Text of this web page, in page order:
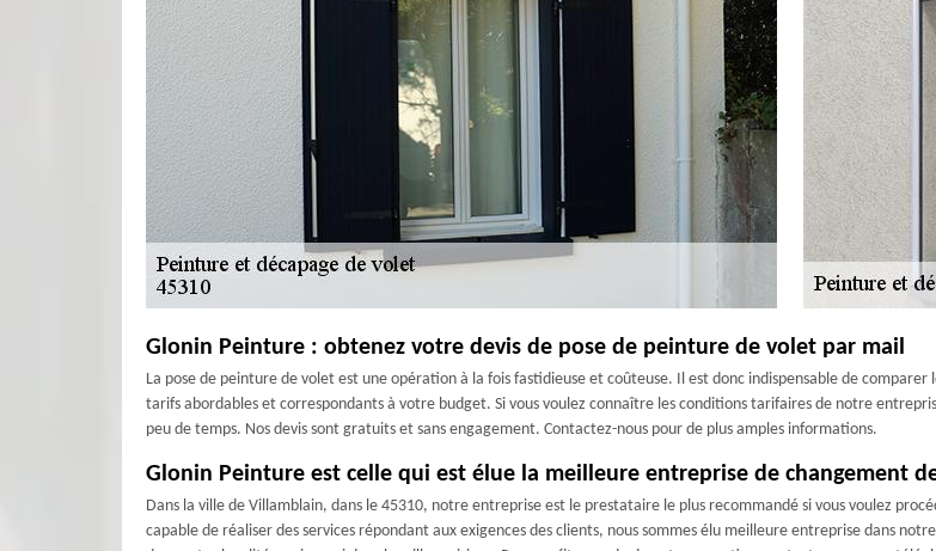
Glonin Peinture : obtenez votre devis de pose de peinture de volet par mail
La pose de peinture de volet est une opération à la fois fastidieuse et coûteuse. Il est donc indispensable de
tarifs abordables et correspondants à votre budget. Si vous voulez connaître les conditions tarifaires de notre
peu de temps. Nos devis sont gratuits et sans engagement. Contactez-nous pour de plus amples informations.
Glonin Peinture est celle qui est élue la meilleure entreprise de changement
Dans la ville de Villamblain, dans le 45310, notre entreprise est le prestataire le plus recommandé si vous voulez
capable de réaliser des services répondant aux exigences des clients, nous sommes élu meilleure entreprise dans